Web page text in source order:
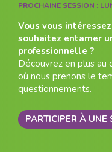
PROCHAINE SESSION :
Vous vous
souhaitez entamer
professionnelle ?
Découvrez en plus au
où nous prenons le
questionnements.
PARTICIPER À UNE